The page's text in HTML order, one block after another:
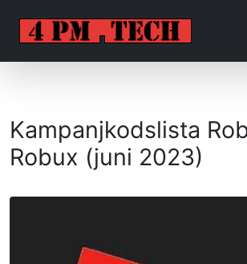
Kampanjkodslista
Robux (juni 2023)